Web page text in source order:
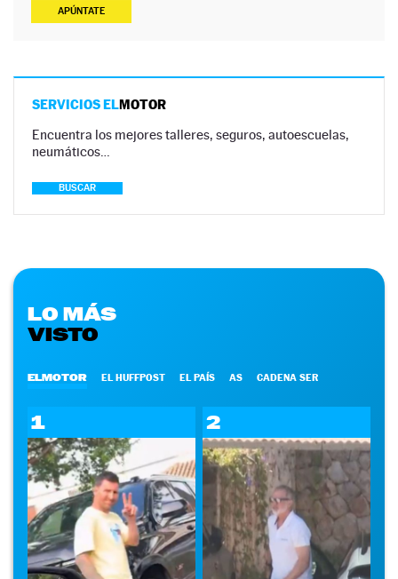
APÚNTATE
SERVICIOS ELMOTOR
Encuentra los mejores talleres, seguros, autoescuelas,
neumáticos…
BUSCAR
LO MÁS
VISTO
ELMOTOR EL HUFFPOST EL PAÍS AS CADENA SER
1 2